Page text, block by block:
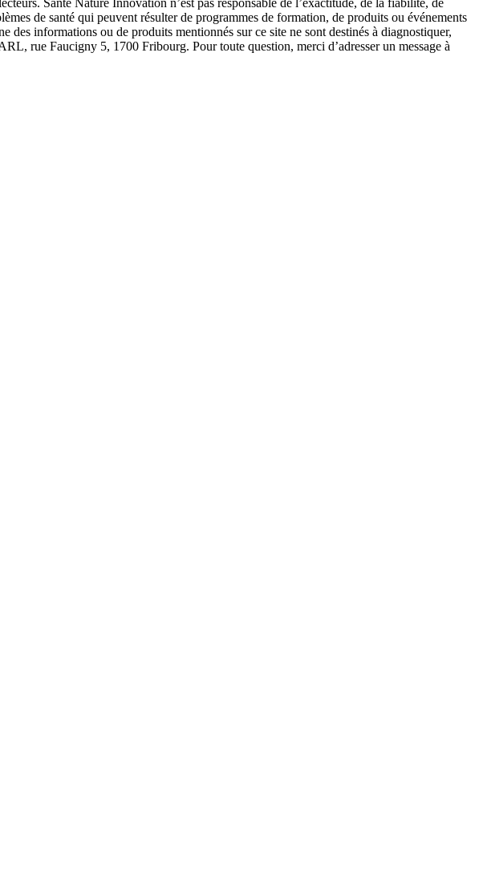
Santé Nature Innovation n’est pas responsable de l’exactitude, de la fiabilité, de
de santé qui peuvent résulter de programmes de formation, de produits ou événements
des informations ou de produits mentionnés sur ce site ne sont destinés à diagnostiquer,
rue Faucigny 5, 1700 Fribourg. Pour toute question, merci d’adresser un message à